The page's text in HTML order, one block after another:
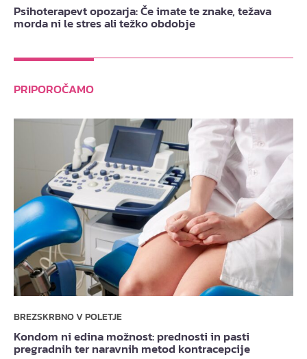
Psihoterapevt opozarja: Če imate te znake, težava
morda ni le stres ali težko obdobje
PRIPOROČAMO
BREZSKRBNO V POLETJE
Kondom ni edina možnost: prednosti in pasti
pregradnih ter naravnih metod kontracepcije